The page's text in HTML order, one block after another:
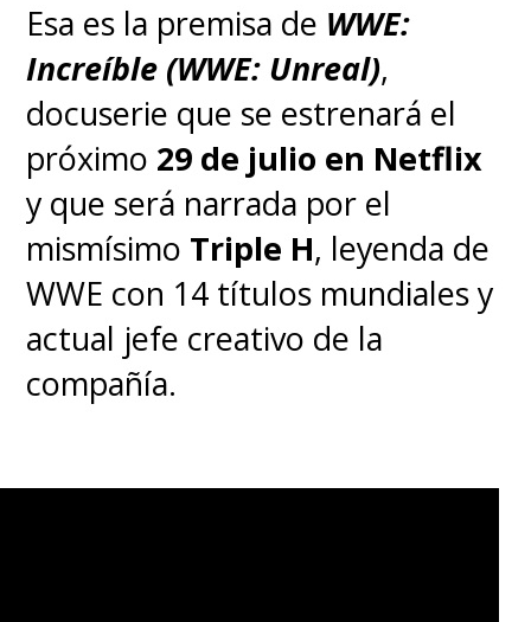
Esa es la premisa de WWE:
Increíble (WWE: Unreal),
docuserie que se estrenará el
próximo 29 de julio en Netflix
y que será narrada por el
mismísimo Triple H, leyenda de
WWE con 14 títulos mundiales y
actual jefe creativo de la
compañía.